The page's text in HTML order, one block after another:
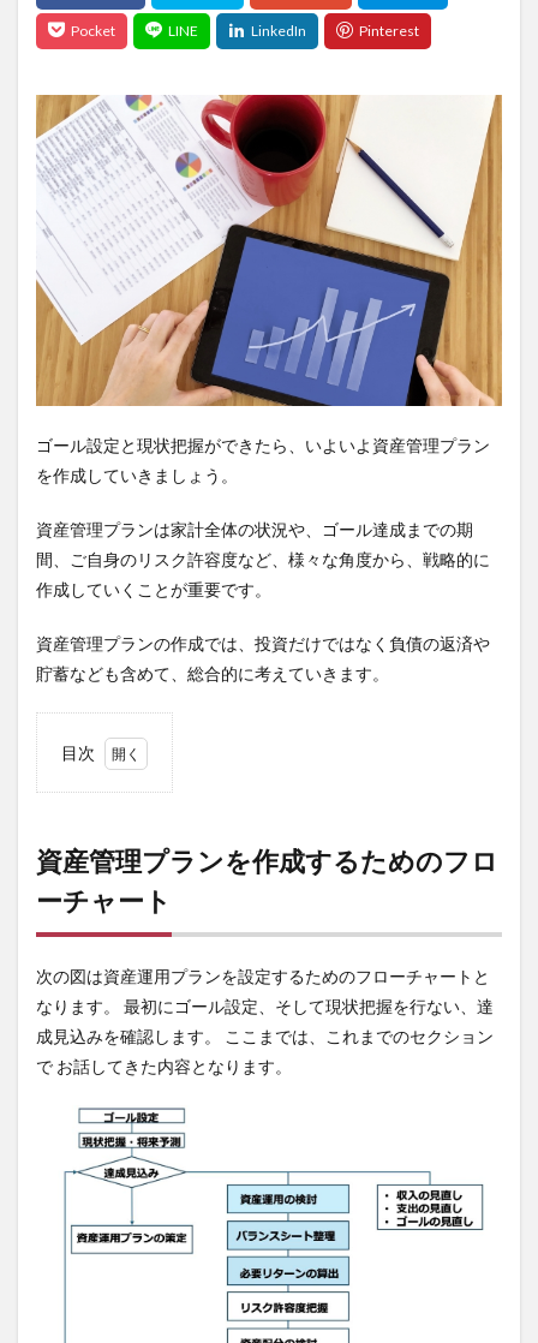
ゴール設定と現状把握ができたら、いよいよ資産管理プラン
を作成していきましょう。
資産管理プランは家計全体の状況や、ゴール達成までの期
間、ご自身のリスク許容度など、様々な角度から、戦略的に
作成していくことが重要です。
資産管理プランの作成では、投資だけではなく負債の返済や
貯蓄なども含めて、総合的に考えていきます。
目次
プラ
ンを
作成
する
ため
ロー
チャ
2
のバ
ラン
スシ
ー
ごと
のプ
資産管理プランを作成するためのフロ
ーチャート
次の図は資産運用プランを設定するためのフローチャートと
なります。 最初にゴール設定、そして現状把握を行ない、達
成見込みを確認します。 ここまでは、これまでのセクション
で お話してきた内容となります。